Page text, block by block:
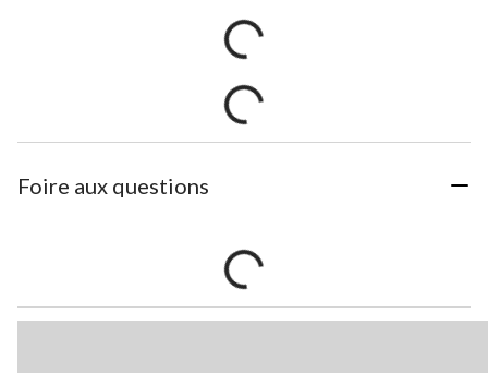
Foire aux questions